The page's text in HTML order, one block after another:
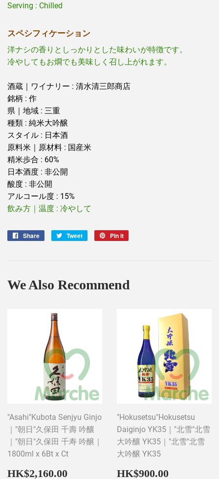
Serving : Chilled
スペシフィケーション
洋ナシの香りとしっかりとした味わいが特徴です。
冷やしてもお燗でも美味しく召し上がれます。
酒蔵｜ワイナリー : 清水清三郎商店
銘柄 : 作
県｜地域 : 三重
種類 : 純米大吟醸
スタイル : 日本酒
原料米｜原材料 : 国産米
精米歩合 : 60%
日本酒度 : 非公開
酸度 : 非公開
アルコール度 : 15%
飲み方｜温度 : 冷やして
Share
Share
Tweet
Tweet
Pin it
We Also Recommend
"Asahi"Kubota Senjyu Ginjo
｜"朝日"久保田 千壽 吟釀
｜"朝日"久保田 千寿 吟醸｜
1800ml x 6Bt x Ct
Regular
HK$2,160.00 HK$2,160.00
"Hokusetsu"Hokusetsu
Daiginjo YK35｜"北雪"北雪
大吟釀 YK35｜"北雪"北雪
大吟醸 YK35
Regular
HK$900.00